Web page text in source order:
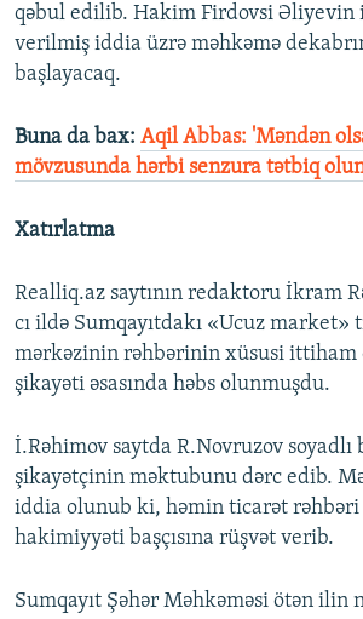
qəbul edilib. Hakim Firdovsi Əliyevin
verilmiş iddia üzrə məhkəmə
başlayacaq.
Buna da bax: Aqil Abbas: 'Məndən
mövzusunda hərbi senzura tətbiq
Xatırlatma
Realliq.az saytının redaktoru İkram
cı ildə Sumqayıtdakı «Ucuz market»
mərkəzinin rəhbərinin xüsusi ittiham
şikayəti əsasında həbs olunmuşdu.
İ.Rəhimov saytda R.Novruzov soyadlı
şikayətçinin məktubunu dərc edib.
iddia olunub ki, həmin ticarət rəhbəri
hakimiyyəti başçısına rüşvət verib.
Sumqayıt Şəhər Məhkəməsi ötən ilin